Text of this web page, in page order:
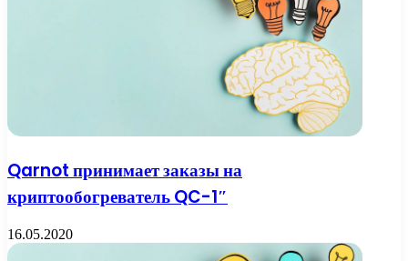
Qarnot принимает заказы на
криптообогреватель QC-1″
16.05.2020